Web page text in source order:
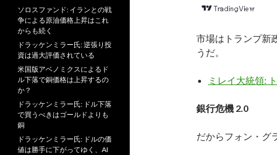
市場はトランプ新
うだ。
ミレイ大統領:
銀行危機 2.0
だからフォン・グ
ソロスファンド: イランとの戦
争による原油価格上昇はこれ
からも続く
ドラッケンミラー氏: 逆張り投
資は過大評価されている
米国版アベノミクスによるド
ル下落で銅価格は上昇するの
か？
ドラッケンミラー氏: ドル下落
で買うべきはゴールドよりも
銅
ドラッケンミラー氏: ドルの価
値は勝手に下がってゆく、AI